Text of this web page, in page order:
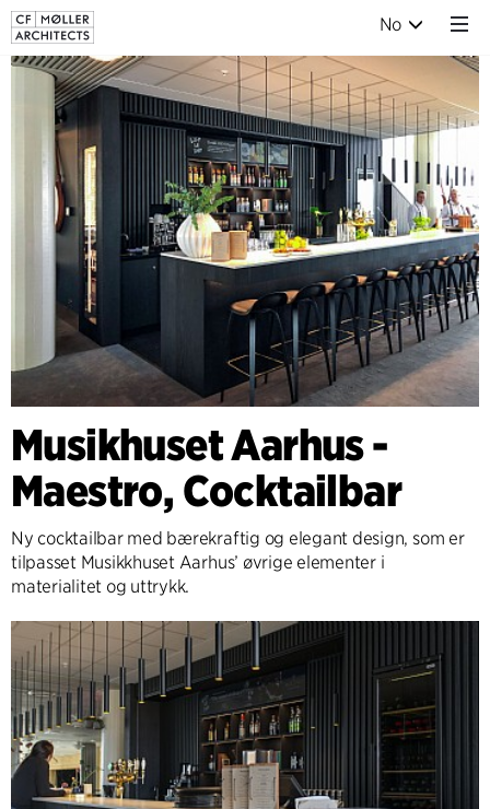
No
Musikhuset Aarhus -
Maestro, Cocktailbar
Ny cocktailbar med bærekraftig og elegant design, som er
tilpasset Musikkhuset Aarhus’ øvrige elementer i
materialitet og uttrykk.